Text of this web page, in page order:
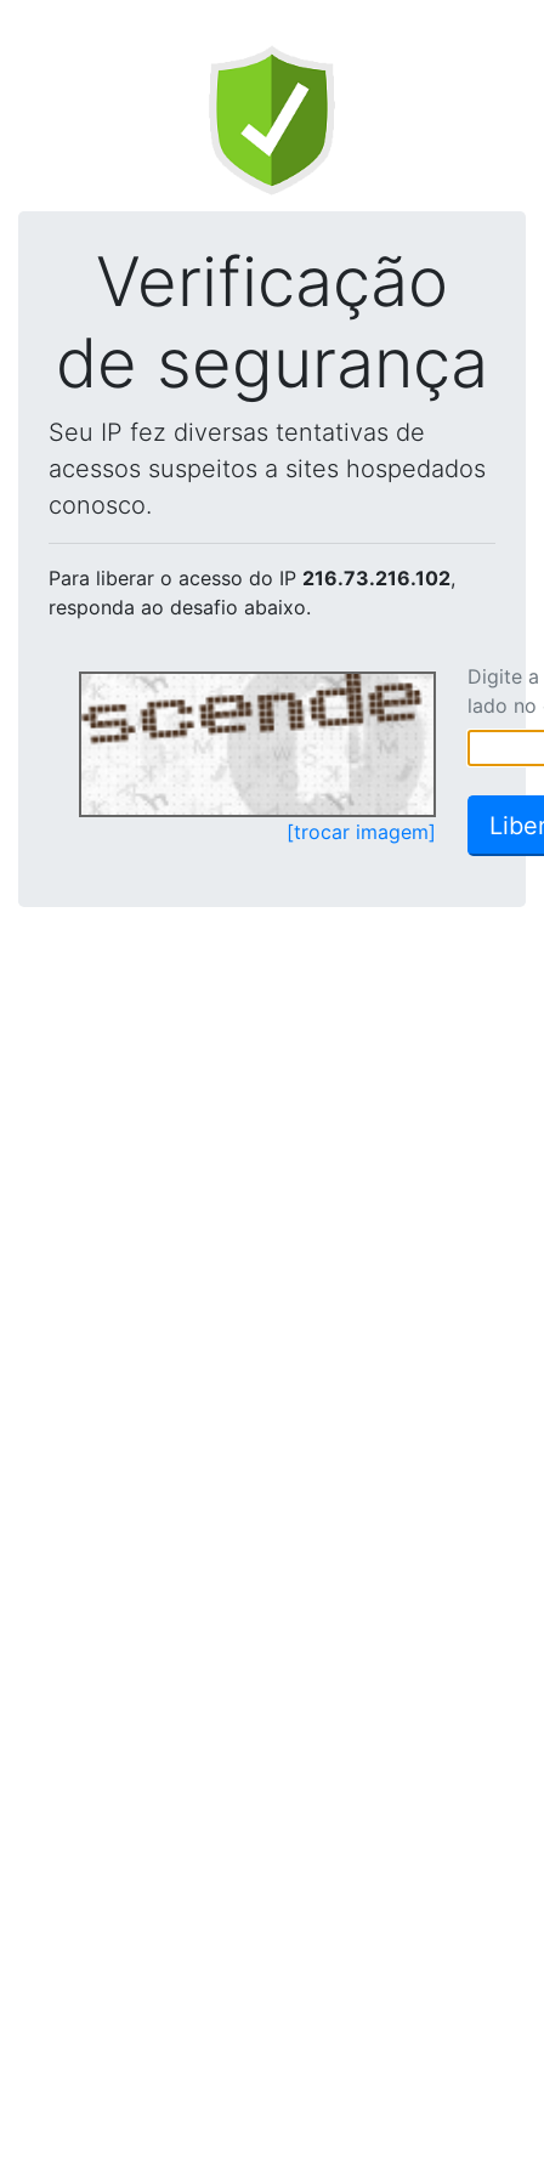
Verificação
de segurança
Seu IP fez diversas tentativas de
acessos suspeitos a sites hospedados
conosco.
Para liberar o acesso do IP 216.73.216.102,
responda ao desafio abaixo.
[trocar imagem]
Digite
lado no